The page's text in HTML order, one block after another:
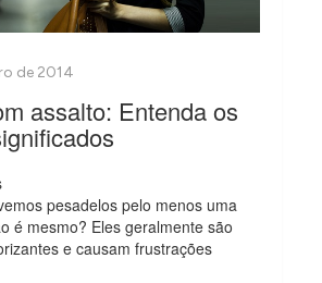
assalto: Entenda os
pesadelos pelo menos uma
é mesmo? Eles geralmente são
e causam frustrações